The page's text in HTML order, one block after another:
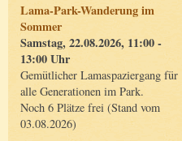
Lama-Park-Wanderung im
Sommer
Samstag, 22.08.2026, 11:00 -
13:00 Uhr
Gemütlicher Lamaspaziergang für
alle Generationen im Park.
Noch 6 Plätze frei (Stand vom
03.08.2026)